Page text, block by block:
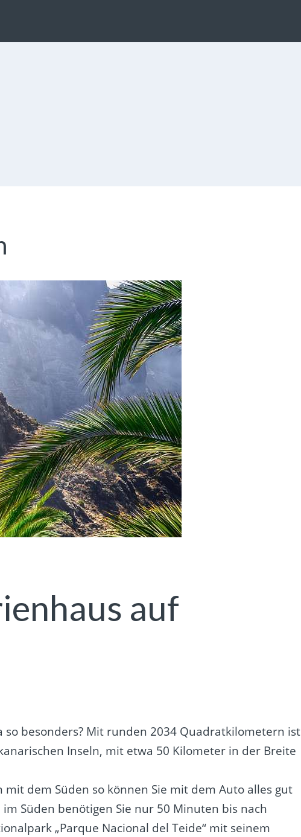
auf
besonders? Mit runden 2034 Quadratkilometern ist
Inseln, mit etwa 50 Kilometer in der Breite
dem Süden so können Sie mit dem Auto alles gut
Süden benötigen Sie nur 50 Minuten bis nach
„Parque Nacional del Teide“ mit seinem